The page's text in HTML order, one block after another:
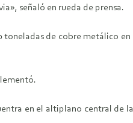
señaló en rueda de prensa.
de cobre metálico
en el altiplano central de